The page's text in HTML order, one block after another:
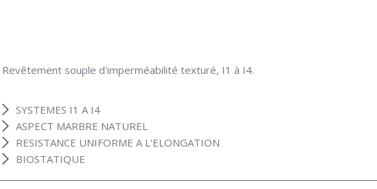
Revêtement souple d'imperméabilité texturé, I1 à I4.
SYSTEMES I1 A I4
ASPECT MARBRE NATUREL
RESISTANCE UNIFORME A L'ELONGATION
BIOSTATIQUE